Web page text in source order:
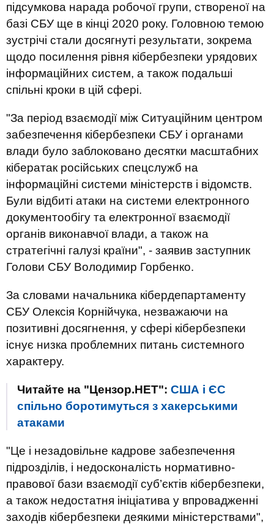
підсумкова нарада робочої групи, створеної на
базі СБУ ще в кінці 2020 року. Головною темою
зустрічі стали досягнуті результати, зокрема
щодо посилення рівня кібербезпеки урядових
інформаційних систем, а також подальші
спільні кроки в цій сфері.
"За період взаємодії між Ситуаційним центром
забезпечення кібербезпеки СБУ і органами
влади було заблоковано десятки масштабних
кібератак російських спецслужб на
інформаційні системи міністерств і відомств.
Були відбиті атаки на системи електронного
документообігу та електронної взаємодії
органів виконавчої влади, а також на
стратегічні галузі країни", - заявив заступник
Голови СБУ Володимир Горбенко.
За словами начальника кібердепартаменту
СБУ Олексія Корнійчука, незважаючи на
позитивні досягнення, у сфері кібербезпеки
існує низка проблемних питань системного
характеру.
Читайте на "Цензор.НЕТ": США і ЄС
спільно боротимуться з хакерськими
атаками
"Це і незадовільне кадрове забезпечення
підрозділів, і недосконалість нормативно-
правової бази взаємодії суб’єктів кібербезпеки,
а також недостатня ініціатива у впровадженні
заходів кібербезпеки деякими міністерствами",